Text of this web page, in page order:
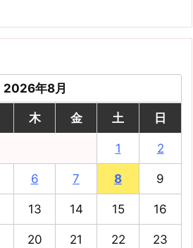
2026年8月
木 金 土 日
1 2
6 7 8 9
13 14 15 16
20 21 22 23